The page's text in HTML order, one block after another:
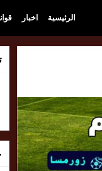
الرئيسية اخبار